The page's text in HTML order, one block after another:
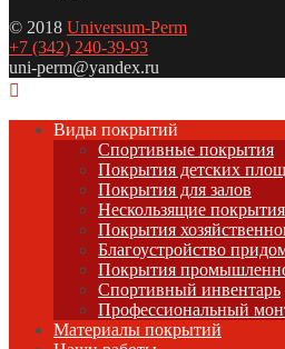
© 2018 Universum-Perm
+7 (342) 240-39-93
uni-perm@yandex.ru
Виды покрытий
Спортивные покрытия
Покрытия детских
Покрытия для залов
Нескользящие
Покрытия
Благоустройство
Покрытия
Спортивный инвентарь
Профессиональный
Материалы покрытий